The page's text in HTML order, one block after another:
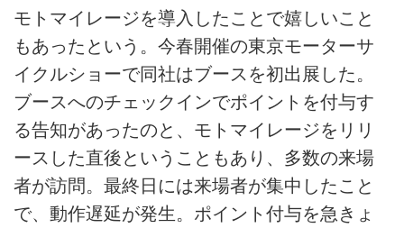
モトマイレージを導入したことで嬉しいこと
もあったという。今春開催の東京モーターサ
イクルショーで同社はブースを初出展した。
ブースへのチェックインでポイントを付与す
る告知があったのと、モトマイレージをリリ
ースした直後ということもあり、多数の来場
者が訪問。最終日には来場者が集中したこと
で、動作遅延が発生。ポイント付与を急きょ